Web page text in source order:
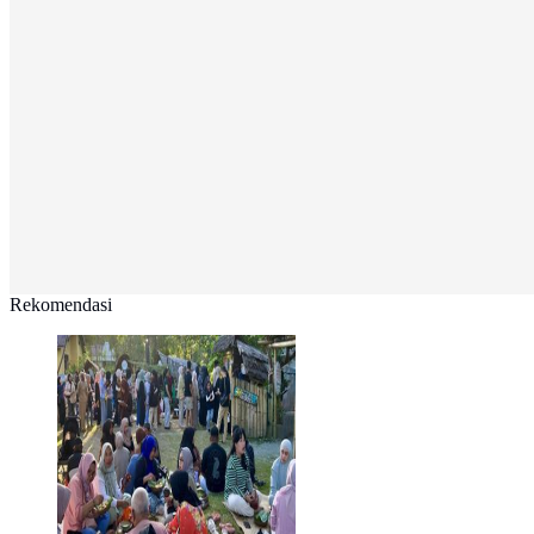
Rekomendasi